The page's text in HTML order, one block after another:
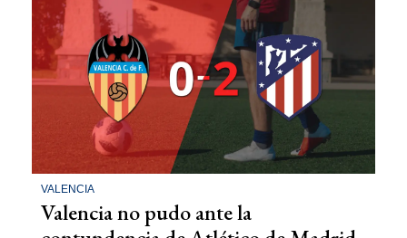
VALENCIA
Valencia no pudo ante la